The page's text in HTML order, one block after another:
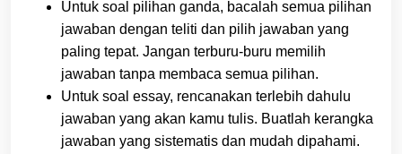
Untuk soal pilihan ganda, bacalah semua pilihan
jawaban dengan teliti dan pilih jawaban yang
paling tepat. Jangan terburu-buru memilih
jawaban tanpa membaca semua pilihan.
Untuk soal essay, rencanakan terlebih dahulu
jawaban yang akan kamu tulis. Buatlah kerangka
jawaban yang sistematis dan mudah dipahami.